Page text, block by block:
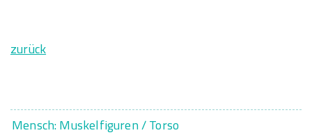
zurück
Mensch: Muskelfiguren / Torso